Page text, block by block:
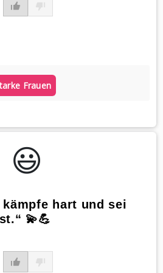
Frauen
😃️
kämpfe hart und sei
💫💪